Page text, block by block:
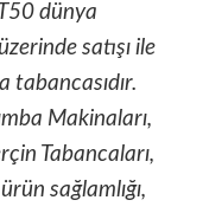
dünya
satışı ile
tabancasıdır.
Makinaları,
Tabancaları,
sağlamlığı,